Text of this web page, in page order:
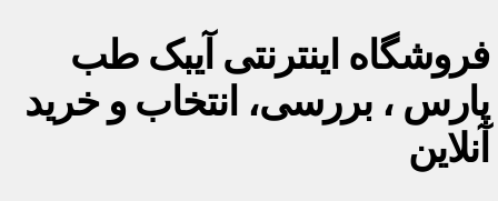
فروشگاه اینترنتی آیبک طب
پارس ، بررسی، انتخاب و خرید
آنلاین